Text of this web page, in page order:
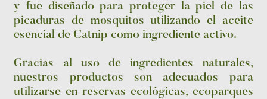
y fue diseñado para proteger la piel de las
picaduras de mosquitos utilizando el aceite
esencial de Catnip como ingrediente activo.
Gracias al uso de ingredientes naturales,
nuestros productos son adecuados para
utilizarse en reservas ecológicas, ecoparques